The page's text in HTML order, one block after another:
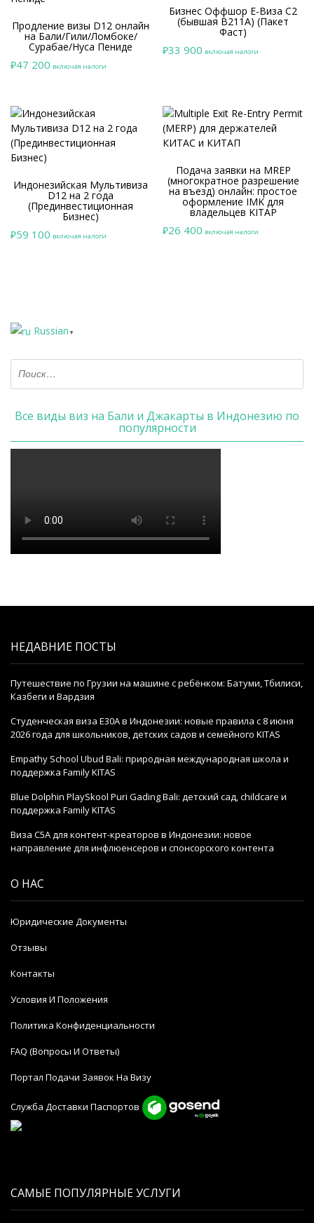
Продление визы D12 онлайн
на Бали/Гили/Ломбоке/
Сурабае/Нуса Пениде
₽47 200 включая налоги
Бизнес Оффшор E-Виза C2
(бывшая B211A) (Пакет
Фаст)
₽33 900 включая налоги
Индонезийская Мультивиза
D12 на 2 года
(Прединвестиционная
Бизнес)
₽59 100 включая налоги
Подача заявки на MREP
(многократное разрешение
на въезд) онлайн: простое
оформление IMK для
владельцев KITAP
₽26 400 включая налоги
Russian ▼
Все виды виз на Бали и Джакарты в Индонезию по
популярности
НЕДАВНИЕ ПОСТЫ
Путешествие по Грузии на машине с ребёнком: Батуми, Тбилиси,
Казбеги и Вардзия
Студенческая виза E30A в Индонезии: новые правила с 8 июня
2026 года для школьников, детских садов и семейного KITAS
Empathy School Ubud Bali: природная международная школа и
поддержка Family KITAS
Blue Dolphin PlaySkool Puri Gading Bali: детский сад, childcare и
поддержка Family KITAS
Виза C5A для контент-креаторов в Индонезии: новое
направление для инфлюенсеров и спонсорского контента
О НАС
Юридические Документы
Отзывы
Контакты
Условия И Положения
Политика Конфиденциальности
FAQ (Вопросы И Ответы)
Портал Подачи Заявок На Визу
Служба Доставки Паспортов
САМЫЕ ПОПУЛЯРНЫЕ УСЛУГИ